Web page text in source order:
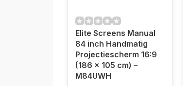
Elite Screens Manual
84 inch Handmatig
Projectiescherm 16:9
(186 x 105 cm) –
M84UWH